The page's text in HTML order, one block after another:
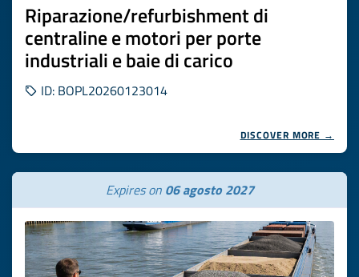
Riparazione/refurbishment di
centraline e motori per porte
industriali e baie di carico
ID: BOPL20260123014
DISCOVER MORE →
Expires on 06 agosto 2027